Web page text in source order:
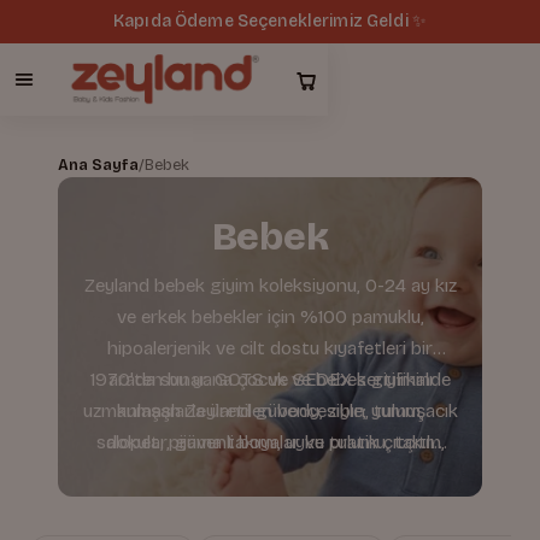
Kapıda Ödeme Seçeneklerimiz Geldi ✨
Ana Sayfa/Bebek
Bebek
Zeyland bebek giyim koleksiyonu, 0-24 ay kız
ve erkek bebekler için %100 pamuklu,
hipoalerjenik ve cilt dostu kıyafetleri bir
arada sunar. GOTS ve SEDEX sertifikalı
kumaşlarla üretilen body, zıbın, tulum,
salopet, pijama takımı, uyku tulumu, takım,
sweatshirt, pantolon ve dış giyim
1970'ten bu yana çocuk ve bebek giyiminde
uzmanlaşan Zeyland güvencesiyle; yumuşacık
dokular, güvenli boyalar ve pratik çıtçıtlı
kalıplar sunuyoruz. Kız Bebek ve Erkek Bebek